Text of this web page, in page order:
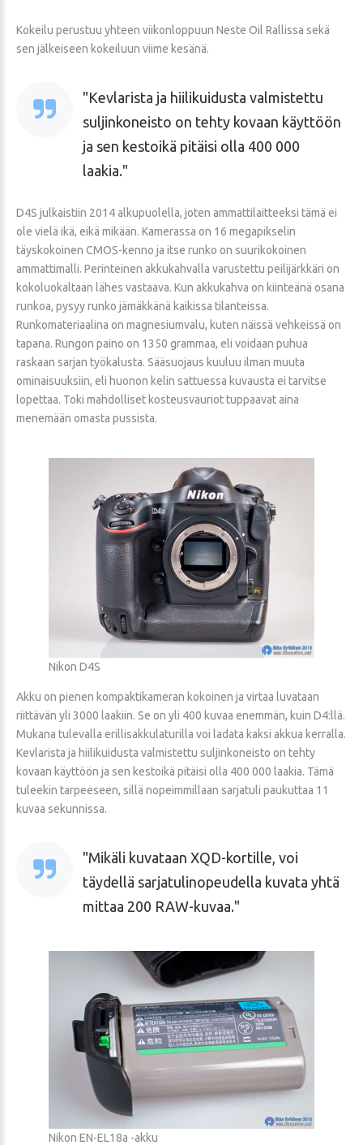
Kokeilu perustuu yhteen viikonloppuun Neste Oil Rallissa sekä
sen jälkeiseen kokeiluun viime kesänä.
Kevlarista ja hiilikuidusta valmistettu
suljinkoneisto on tehty kovaan käyttöön
ja sen kestoikä pitäisi olla 400 000
laakia.
D4S julkaistiin 2014 alkupuolella, joten ammattilaitteeksi tämä ei
ole vielä ikä, eikä mikään. Kamerassa on 16 megapikselin
täyskokoinen CMOS-kenno ja itse runko on suurikokoinen
ammattimalli. Perinteinen akkukahvalla varustettu peilijärkkäri on
kokoluokaltaan lähes vastaava. Kun akkukahva on kiinteänä osana
runkoa, pysyy runko jämäkkänä kaikissa tilanteissa.
Runkomateriaalina on magnesiumvalu, kuten näissä vehkeissä on
tapana. Rungon paino on 1350 grammaa, eli voidaan puhua
raskaan sarjan työkalusta. Sääsuojaus kuuluu ilman muuta
ominaisuuksiin, eli huonon kelin sattuessa kuvausta ei tarvitse
lopettaa. Toki mahdolliset kosteusvauriot tuppaavat aina
menemään omasta pussista.
Nikon D4S
Akku on pienen kompaktikameran kokoinen ja virtaa luvataan
riittävän yli 3000 laakiin. Se on yli 400 kuvaa enemmän, kuin D4:llä.
Mukana tulevalla erillisakkulaturilla voi ladata kaksi akkua kerralla.
Kevlarista ja hiilikuidusta valmistettu suljinkoneisto on tehty
kovaan käyttöön ja sen kestoikä pitäisi olla 400 000 laakia. Tämä
tuleekin tarpeeseen, sillä nopeimmillaan sarjatuli paukuttaa 11
kuvaa sekunnissa.
Mikäli kuvataan XQD-kortille, voi
täydellä sarjatulinopeudella kuvata yhtä
mittaa 200 RAW-kuvaa.
Nikon EN-EL18a -akku